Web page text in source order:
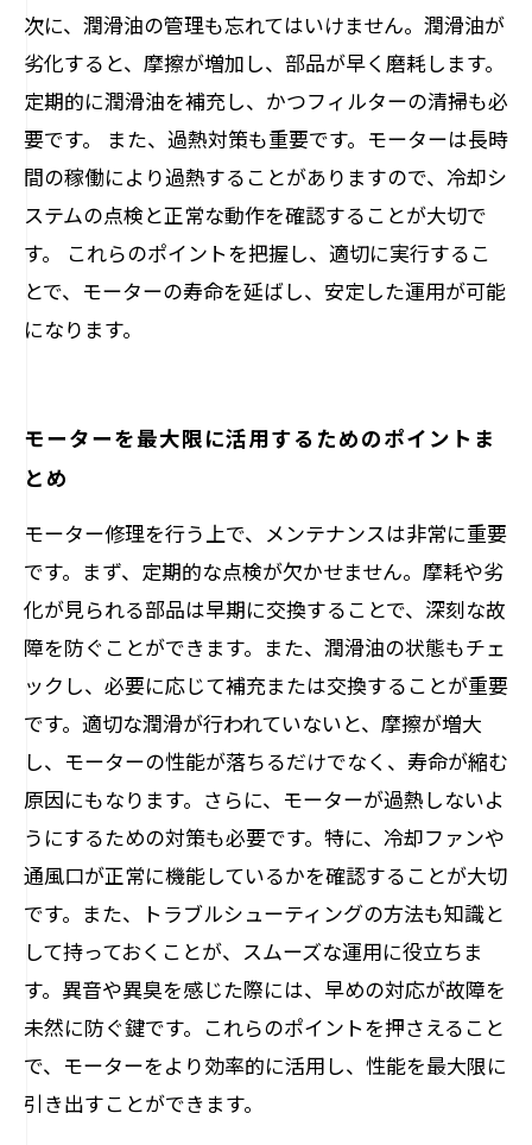
次に、潤滑油の管理も忘れてはいけません。潤滑油が
劣化すると、摩擦が増加し、部品が早く磨耗します。
定期的に潤滑油を補充し、かつフィルターの清掃も必
要です。 また、過熱対策も重要です。モーターは長時
間の稼働により過熱することがありますので、冷却シ
ステムの点検と正常な動作を確認することが大切で
す。 これらのポイントを把握し、適切に実行するこ
とで、モーターの寿命を延ばし、安定した運用が可能
になります。
モーターを最大限に活用するためのポイントま
とめ
モーター修理を行う上で、メンテナンスは非常に重要
です。まず、定期的な点検が欠かせません。摩耗や劣
化が見られる部品は早期に交換することで、深刻な故
障を防ぐことができます。また、潤滑油の状態もチェ
ックし、必要に応じて補充または交換することが重要
です。適切な潤滑が行われていないと、摩擦が増大
し、モーターの性能が落ちるだけでなく、寿命が縮む
原因にもなります。さらに、モーターが過熱しないよ
うにするための対策も必要です。特に、冷却ファンや
通風口が正常に機能しているかを確認することが大切
です。また、トラブルシューティングの方法も知識と
して持っておくことが、スムーズな運用に役立ちま
す。異音や異臭を感じた際には、早めの対応が故障を
未然に防ぐ鍵です。これらのポイントを押さえること
で、モーターをより効率的に活用し、性能を最大限に
引き出すことができます。